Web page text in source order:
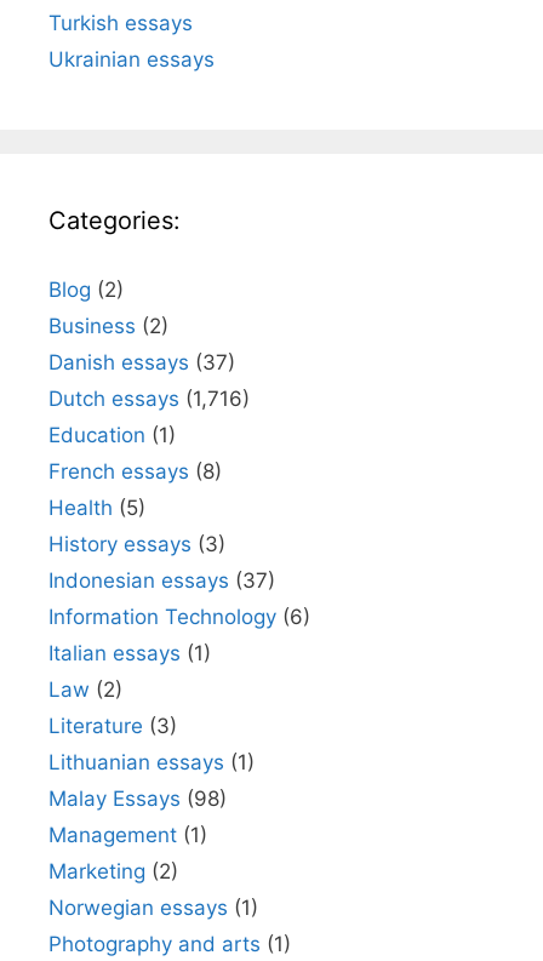
Turkish essays
Ukrainian essays
Categories:
Blog (2)
Business (2)
Danish essays (37)
Dutch essays (1,716)
Education (1)
French essays (8)
Health (5)
History essays (3)
Indonesian essays (37)
Information Technology (6)
Italian essays (1)
Law (2)
Literature (3)
Lithuanian essays (1)
Malay Essays (98)
Management (1)
Marketing (2)
Norwegian essays (1)
Photography and arts (1)